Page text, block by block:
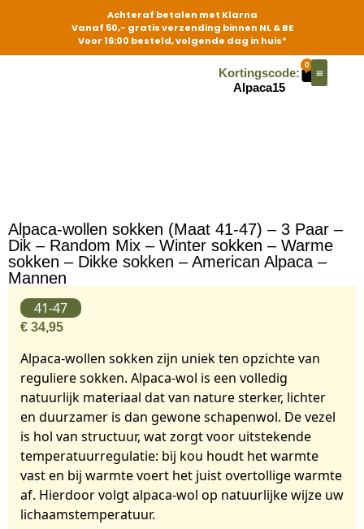
Achteraf betalen met Klarna
Vanaf 50,- gratis verzending binnen NL & BE
Voor 16:00 besteld, volgende dag in huis*
Kortingscode:
Alpaca15
0
Alpaca-wollen sokken (Maat 41-47) – 3 Paar –
Dik – Random Mix – Winter sokken – Warme
sokken – Dikke sokken – American Alpaca –
Mannen
41-47
€ 34,95
Alpaca-wollen sokken zijn uniek ten opzichte van
reguliere sokken. Alpaca-wol is een volledig
natuurlijk materiaal dat van nature sterker, lichter
en duurzamer is dan gewone schapenwol. De vezel
is hol van structuur, wat zorgt voor uitstekende
temperatuurregulatie: bij kou houdt het warmte
vast en bij warmte voert het juist overtollige warmte
af. Hierdoor volgt alpaca-wol op natuurlijke wijze uw
lichaamstemperatuur.